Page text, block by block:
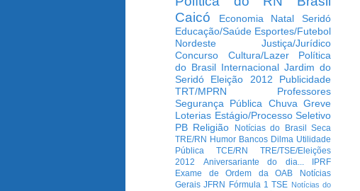
Caicó
Economia Natal
Seridó
Educação/Saúde Esportes/Futebol
Nordeste
Justiça/Jurídico
Concurso
Cultura/Lazer
Política
do Brasil Internacional Jardim do
Seridó
Eleição 2012
Publicidade
TRT/MPRN
Professores
Segurança Pública Chuva Greve
Loterias Estágio/Processo Seletivo
PB Religião Notícias do Brasil
Seca
TRE/RN Humor Bancos Dilma Utilidade
Pública
TCE/RN
TRE/TSE/Eleições
2012
Aniversariante do dia...
IPRF
Exame de Ordem da OAB
Notícias
Gerais JFRN Fórmula 1 TSE Notícias do